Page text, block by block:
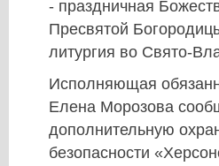
- праздничная
Пресвятой
литургия во Свято-
Исполняющая
Елена Морозова
дополнительную
безопасности